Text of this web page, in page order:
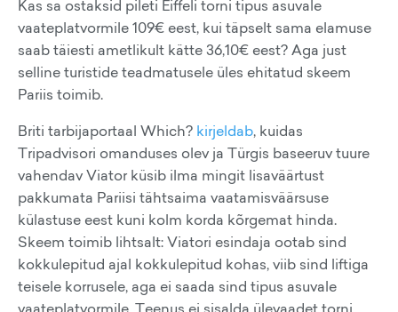
Kas sa ostaksid pileti Eiffeli torni tipus asuvale
vaateplatvormile 109€ eest, kui täpselt sama elamuse
saab täiesti ametlikult kätte 36,10€ eest? Aga just
selline turistide teadmatusele üles ehitatud skeem
Pariis toimib.
Briti tarbijaportaal Which? kirjeldab, kuidas
Tripadvisori omanduses olev ja Türgis baseeruv tuure
vahendav Viator küsib ilma mingit lisaväärtust
pakkumata Pariisi tähtsaima vaatamisväärsuse
külastuse eest kuni kolm korda kõrgemat hinda.
Skeem toimib lihtsalt: Viatori esindaja ootab sind
kokkulepitud ajal kokkulepitud kohas, viib sind liftiga
teisele korrusele, aga ei saada sind tipus asuvale